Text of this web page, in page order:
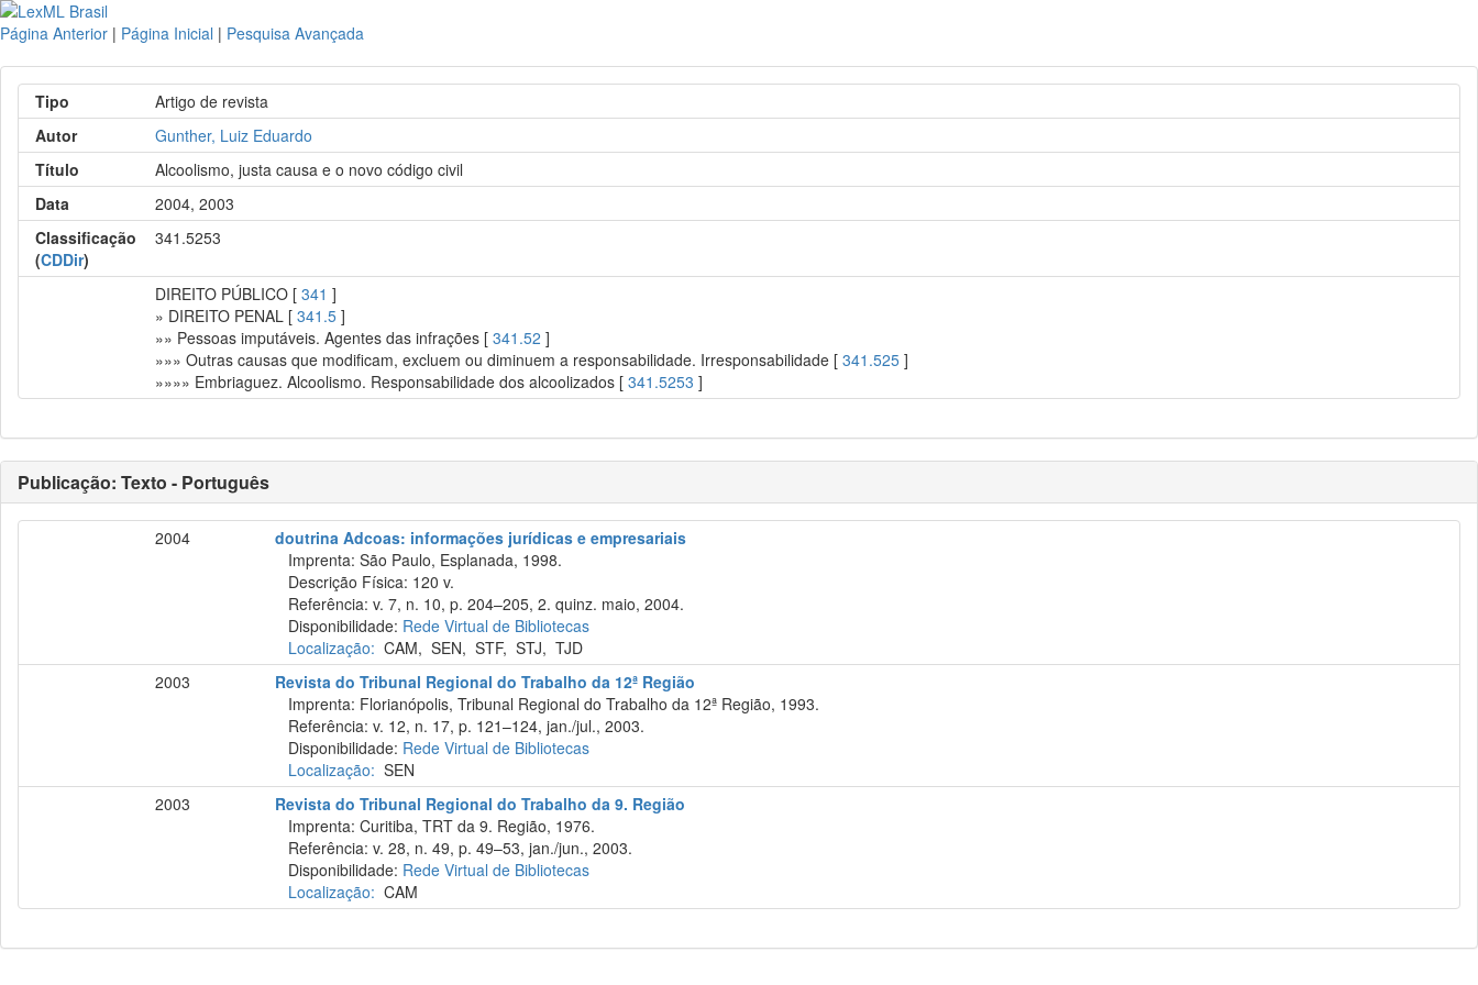
Página Anterior | Página Inicial | Pesquisa Avançada
Tipo
Artigo de revista
Autor
Gunther, Luiz Eduardo
Título
Alcoolismo, justa causa e o novo código civil
Data
2004, 2003
Classificação
(CDDir)
341.5253
DIREITO PÚBLICO [341 ]
» DIREITO PENAL [341.5 ]
»» Pessoas imputáveis. Agentes das infrações [341.52 ]
»»» Outras causas que modificam, excluem ou diminuem a responsabilidade. Irresponsabilidade [341.525 ]
»»»» Embriaguez. Alcoolismo. Responsabilidade dos alcoolizados [341.5253 ]
Publicação: Texto - Português
2004
doutrina Adcoas: informações jurídicas e empresariais
Imprenta: São Paulo, Esplanada, 1998.
Descrição Física: 120 v.
Referência: v. 7, n. 10, p. 204–205, 2. quinz. maio, 2004.
Disponibilidade: Rede Virtual de Bibliotecas
Localização: CAM,SEN,STF,STJ,TJD
2003
Revista do Tribunal Regional do Trabalho da 12ª Região
Imprenta: Florianópolis, Tribunal Regional do Trabalho da 12ª Região, 1993.
Referência: v. 12, n. 17, p. 121–124, jan./jul., 2003.
Disponibilidade: Rede Virtual de Bibliotecas
Localização: SEN
2003
Revista do Tribunal Regional do Trabalho da 9. Região
Imprenta: Curitiba, TRT da 9. Região, 1976.
Referência: v. 28, n. 49, p. 49–53, jan./jun., 2003.
Disponibilidade: Rede Virtual de Bibliotecas
Localização: CAM